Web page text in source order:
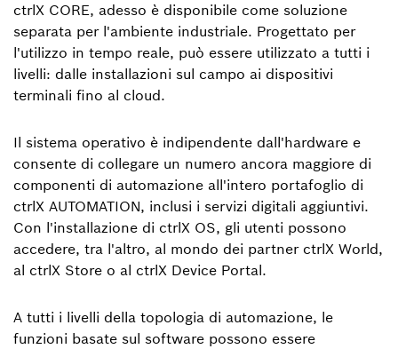
ctrlX CORE, adesso è disponibile come soluzione
separata per l'ambiente industriale. Progettato per
l'utilizzo in tempo reale, può essere utilizzato a tutti i
livelli: dalle installazioni sul campo ai dispositivi
terminali fino al cloud.
Il sistema operativo è indipendente dall'hardware e
consente di collegare un numero ancora maggiore di
componenti di automazione all'intero portafoglio di
ctrlX AUTOMATION, inclusi i servizi digitali aggiuntivi.
Con l'installazione di ctrlX OS, gli utenti possono
accedere, tra l'altro, al mondo dei partner ctrlX World,
al ctrlX Store o al ctrlX Device Portal.
A tutti i livelli della topologia di automazione, le
funzioni basate sul software possono essere